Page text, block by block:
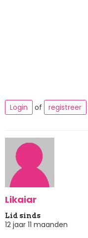
Login
of registreer
Likaiar
Lid sinds
12 jaar 11 maanden